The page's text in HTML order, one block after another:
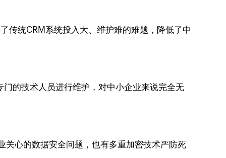
传统CRM系统投入大、维护难的难题，降低了中
的技术人员进行维护，对中小企业来说完全无
关心的数据安全问题，也有多重加密技术严防死